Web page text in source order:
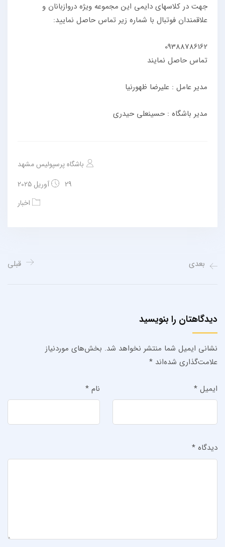
جهت در کلاسهای دایمی این مجموعه ویژه دروازبانان و
علاقمندان فوتبال با شماره زیر تماس حاصل نمایید:
09388786162
تماس حاصل نمایند
مدیر عامل : علیرضا ظهورنیا
مدیر باشگاه : حسینعلی حیدری
باشگاه پرسپولیس مشهد
29 آوریل 2025
اخبار
قبلی بعدی
دیدگاهتان را بنویسید
نشانی ایمیل شما منتشر نخواهد شد. بخش‌های موردنیاز
علامت‌گذاری شده‌اند *
نام * ایمیل *
دیدگاه *